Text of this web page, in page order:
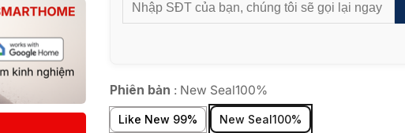
Phiên bản : New Seal100%
Like New 99% New Seal100%